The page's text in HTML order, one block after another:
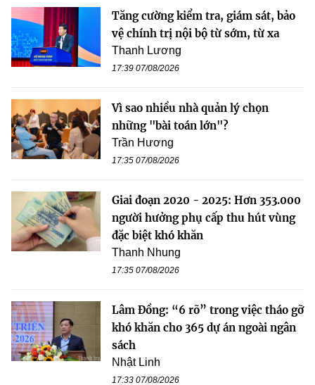
Tăng cường kiểm tra, giám sát, bảo
vệ chính trị nội bộ từ sớm, từ xa
Thanh Lương
17:39 07/08/2026
Vì sao nhiều nhà quản lý chọn
những "bài toán lớn"?
Trần Hương
17:35 07/08/2026
Giai đoạn 2020 - 2025: Hơn 353.000
người hưởng phụ cấp thu hút vùng
đặc biệt khó khăn
Thanh Nhung
17:35 07/08/2026
Lâm Đồng: “6 rõ” trong việc tháo gỡ
khó khăn cho 365 dự án ngoài ngân
sách
Nhật Linh
17:33 07/08/2026